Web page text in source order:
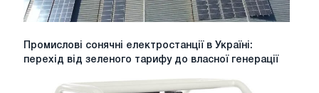
Промислові
сонячні
Промислові сонячні електростанції в Україні:
перехід від зеленого тарифу до власної генерації